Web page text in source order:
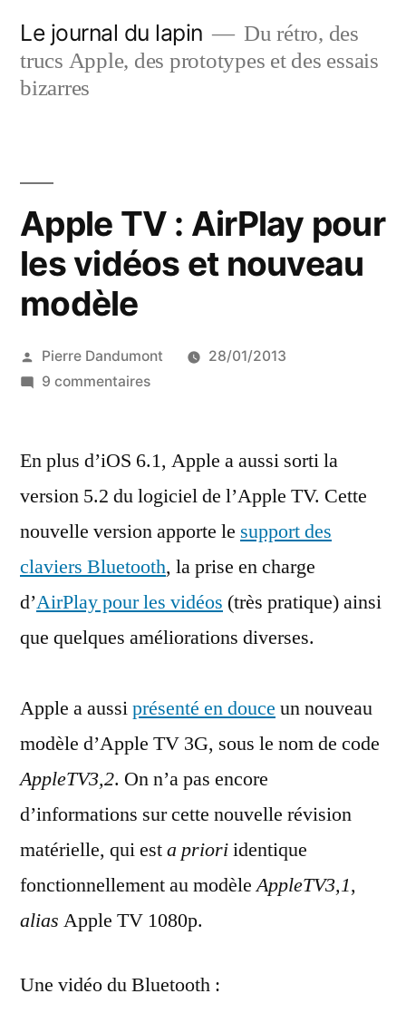
contenu
Le journal du lapin
Du rétro, des
trucs Apple, des prototypes et des essais
bizarres
Apple TV : AirPlay pour
les vidéos et nouveau
modèle
Publié
par
Pierre Dandumont
28/01/2013
9 commentairessur
pour
les
vidéos
nouveau
modèle
En plus d’iOS 6.1, Apple a aussi sorti la
version 5.2 du logiciel de l’Apple TV. Cette
nouvelle version apporte le support des
claviers Bluetooth, la prise en charge
d’AirPlay pour les vidéos (très pratique) ainsi
que quelques améliorations diverses.
Apple a aussiprésenté en douce un nouveau
modèle d’Apple TV 3G, sous le nom de code
AppleTV3,2. On n’a pas encore
d’informations sur cette nouvelle révision
matérielle, qui esta prioriidentique
fonctionnellement au modèleAppleTV3,1,
alias Apple TV 1080p.
Une vidéo du Bluetooth :